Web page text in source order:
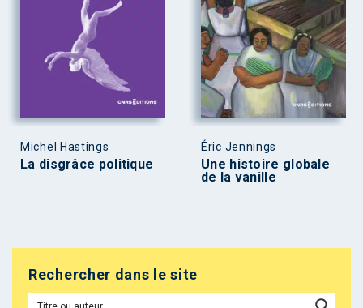
Michel Hastings
La disgrâce politique
Éric Jennings
Une histoire globale
de la vanille
Rechercher dans le site